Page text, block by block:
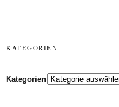
KATEGORIEN
Kategorien